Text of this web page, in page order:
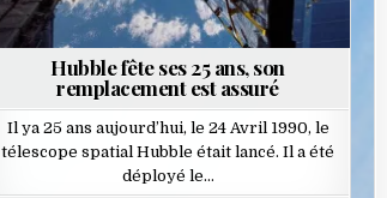
Hubble fête ses 25 ans, son
remplacement est assuré
Il ya 25 ans aujourd’hui, le 24 Avril 1990, le
télescope spatial Hubble était lancé. Il a été
déployé le…